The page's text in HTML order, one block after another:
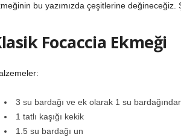
bu yazımızda çeşitlerine değineceğiz.
Focaccia Ekmeği
3 su bardağı ve ek olarak 1 su
1 tatlı kaşığı kekik
1.5 su bardağı un